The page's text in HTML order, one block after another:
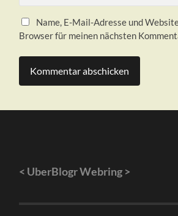
Name, E-Mail-Adresse und
Browser für meinen nächsten
< UberBlogr Webring >